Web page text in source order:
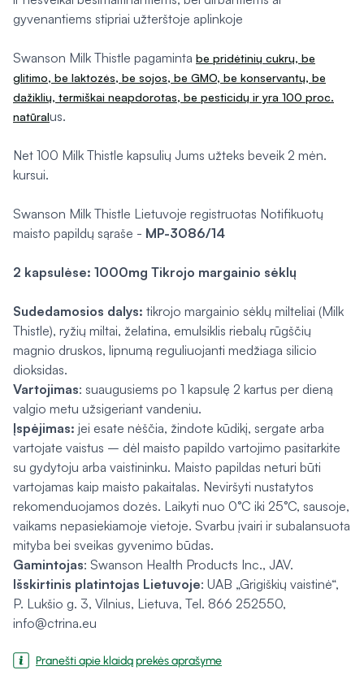
gyvenantiems stipriai užterštoje aplinkoje
Swanson Milk Thistle pagaminta be pridėtinių cukrų, be
glitimo, be laktozės, be sojos, be GMO, be konservantų, be
dažiklių, termiškai neapdorotas, be pesticidų ir yra 100 proc.
natūralus.
Net 100 Milk Thistle kapsulių Jums užteks beveik 2 mėn.
kursui.
Swanson Milk Thistle Lietuvoje registruotas Notifikuotų
maisto papildų sąraše - MP-3086/14
2 kapsulėse: 1000mg Tikrojo margainio sėklų
Sudedamosios dalys: tikrojo margainio sėklų milteliai (Milk
Thistle), ryžių miltai, želatina, emulsiklis riebalų rūgščių
magnio druskos, lipnumą reguliuojanti medžiaga silicio
dioksidas.
Vartojimas: suaugusiems po 1 kapsulę 2 kartus per dieną
valgio metu užsigeriant vandeniu.
Įspėjimas: jei esate nėščia, žindote kūdikį, sergate arba
vartojate vaistus – dėl maisto papildo vartojimo pasitarkite
su gydytoju arba vaistininku. Maisto papildas neturi būti
vartojamas kaip maisto pakaitalas. Neviršyti nustatytos
rekomenduojamos dozės. Laikyti nuo 0°C iki 25°C, sausoje,
vaikams nepasiekiamoje vietoje. Svarbu įvairi ir subalansuota
mityba bei sveikas gyvenimo būdas.
Gamintojas: Swanson Health Products Inc., JAV.
Išskirtinis platintojas Lietuvoje: UAB „Grigiškių vaistinė“,
P. Lukšio g. 3, Vilnius, Lietuva, Tel. 866 252550,
info@ctrina.eu
Pranešti apie klaidą prekės aprašyme